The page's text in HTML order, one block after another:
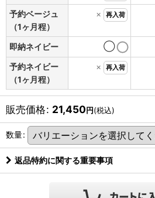
予約ベージュ
（1ヶ月程）
× 再入荷
即納ネイビー ◯
予約ネイビー
（1ヶ月程）
× 再入荷
販売価格: 21,450円(税込)
数量:
返品特約に関する重要事項